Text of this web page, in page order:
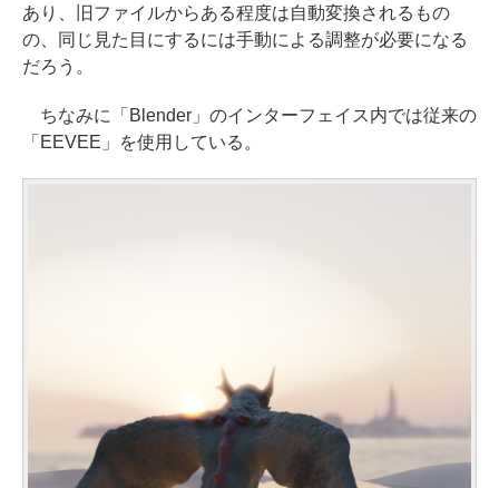
あり、旧ファイルからある程度は自動変換されるもの
の、同じ見た目にするには手動による調整が必要になる
だろう。
ちなみに「Blender」のインターフェイス内では従来の
「EEVEE」を使用している。